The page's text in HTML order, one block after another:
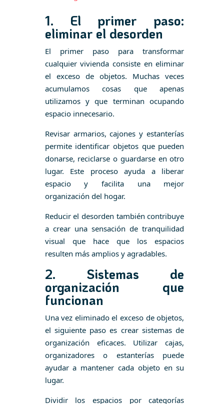
1. El primer paso:
eliminar el desorden
El primer paso para transformar
cualquier vivienda consiste en eliminar
el exceso de objetos. Muchas veces
acumulamos cosas que apenas
utilizamos y que terminan ocupando
espacio innecesario.
Revisar armarios, cajones y estanterías
permite identificar objetos que pueden
donarse, reciclarse o guardarse en otro
lugar. Este proceso ayuda a liberar
espacio y facilita una mejor
organización del hogar.
Reducir el desorden también contribuye
a crear una sensación de tranquilidad
visual que hace que los espacios
resulten más amplios y agradables.
2. Sistemas de
organización que
funcionan
Una vez eliminado el exceso de objetos,
el siguiente paso es crear sistemas de
organización eficaces. Utilizar cajas,
organizadores o estanterías puede
ayudar a mantener cada objeto en su
lugar.
Dividir los espacios por categorías